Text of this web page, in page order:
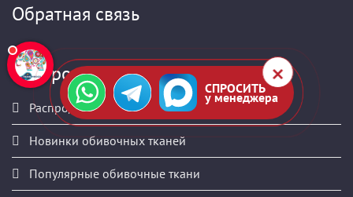
СПРОСИТЬ
у менеджера
Обратная связь
Быстрое меню
Распродажа мебельных тканей
Новинки обивочных тканей
Популярные обивочные ткани